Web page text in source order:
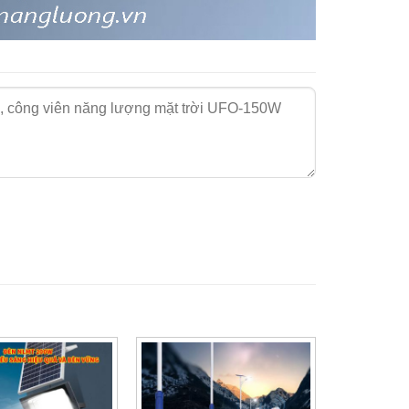
viên năng lượng mặt trời UFO-150W:
sẽ tự động bật sáng. Không cần phải bật tắt rất